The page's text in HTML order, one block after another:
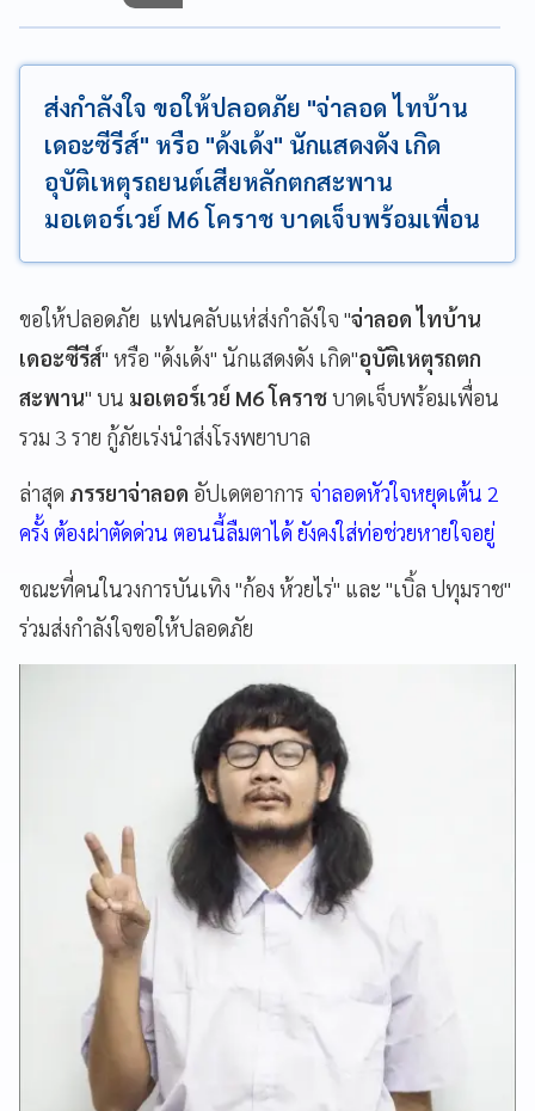
ส่งกำลังใจ ขอให้ปลอดภัย "จ่าลอด ไทบ้าน
เดอะซีรีส์" หรือ "ด้งเด้ง" นักแสดงดัง เกิด
อุบัติเหตุรถยนต์เสียหลักตกสะพาน
มอเตอร์เวย์ M6 โคราช บาดเจ็บพร้อมเพื่อน
ขอให้ปลอดภัย แฟนคลับแห่ส่งกำลังใจ "จ่าลอด ไทบ้าน
เดอะซีรีส์" หรือ "ด้งเด้ง" นักแสดงดัง เกิด"อุบัติเหตุรถตก
สะพาน" บน มอเตอร์เวย์ M6 โคราชบาดเจ็บพร้อมเพื่อน
รวม 3 ราย กู้ภัยเร่งนำส่งโรงพยาบาล
ล่าสุด ภรรยาจ่าลอด อัปเดตอาการ จ่าลอดหัวใจหยุดเต้น 2
ครั้ง ต้องผ่าตัดด่วน ตอนนี้ลืมตาได้ ยังคงใส่ท่อช่วยหายใจอยู่
ขณะที่คนในวงการบันเทิง "ก้อง ห้วยไร่" และ "เบิ้ล ปทุมราช"
ร่วมส่งกำลังใจขอให้ปลอดภัย